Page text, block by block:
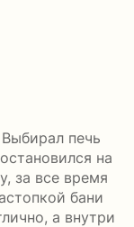
печь
на
за все время
бани
а внутри